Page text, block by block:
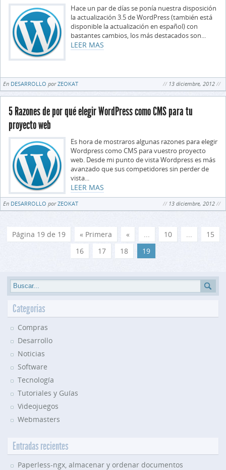
Hace un par de días se ponía nuestra disposición
la actualización 3.5 de WordPress (también está
disponible la actualización en español) con
bastantes cambios, los más destacados son...
LEER MAS
En DESARROLLO porZEOKAT 13 diciembre, 2012
5 Razones de por qué elegir WordPress como CMS para tu
proyecto web
Es hora de mostraros algunas razones para elegir
Wordpress como CMS para vuestro proyecto
web. Desde mi punto de vista Wordpress es más
avanzado que sus competidores sin perder de
vista...
LEER MAS
En DESARROLLO porZEOKAT 13 diciembre, 2012
Página 19 de 19 « Primera « ... 10 ...
15
16
17 18 19
Categorías
Compras
Desarrollo
Noticias
Software
Tecnología
Tutoriales y Guías
Videojuegos
Webmasters
Entradas recientes
Paperless-ngx, almacenar y ordenar documentos